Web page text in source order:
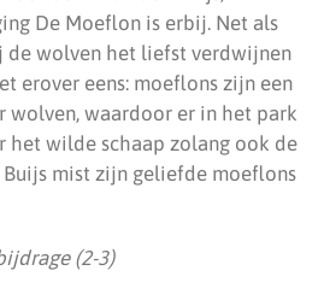
De Moeflon is erbij. Net als
de wolven het liefst verdwijnen
erover eens: moeflons zijn een
wolven, waardoor er in het park
het wilde schaap zolang ook de
mist zijn geliefde moeflons
(2-3)